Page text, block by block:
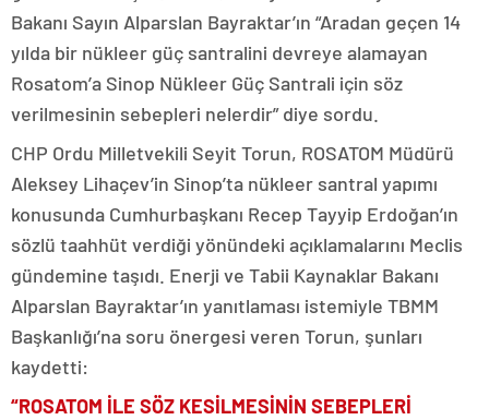
Bakanı Sayın Alparslan Bayraktar’ın “Aradan geçen 14
yılda bir nükleer güç santralini devreye alamayan
Rosatom’a Sinop Nükleer Güç Santrali için söz
verilmesinin sebepleri nelerdir” diye sordu.
CHP Ordu Milletvekili Seyit Torun, ROSATOM Müdürü
Aleksey Lihaçev’in Sinop’ta nükleer santral yapımı
konusunda Cumhurbaşkanı Recep Tayyip Erdoğan’ın
sözlü taahhüt verdiği yönündeki açıklamalarını Meclis
gündemine taşıdı. Enerji ve Tabii Kaynaklar Bakanı
Alparslan Bayraktar’ın yanıtlaması istemiyle TBMM
Başkanlığı’na soru önergesi veren Torun, şunları
kaydetti:
“ROSATOM İLE SÖZ KESİLMESİNİN SEBEPLERİ